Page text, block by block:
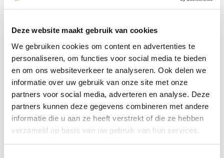
Deze website maakt gebruik van cookies
We gebruiken cookies om content en advertenties te
personaliseren, om functies voor social media te bieden
en om ons websiteverkeer te analyseren. Ook delen we
informatie over uw gebruik van onze site met onze
partners voor social media, adverteren en analyse. Deze
partners kunnen deze gegevens combineren met andere
informatie die u aan ze heeft verstrekt of die ze hebben
verzameld op basis van uw gebruik van hun services.
Deze Franse hout gelagerdechardonnayis hier eenvoudig online op
snel thuis bezorgd krijgt. Kan je niet wachten om van de Hornhead
webshop.
Specificaties
Wijnland Frankrijk
Vin Pays d'Oc